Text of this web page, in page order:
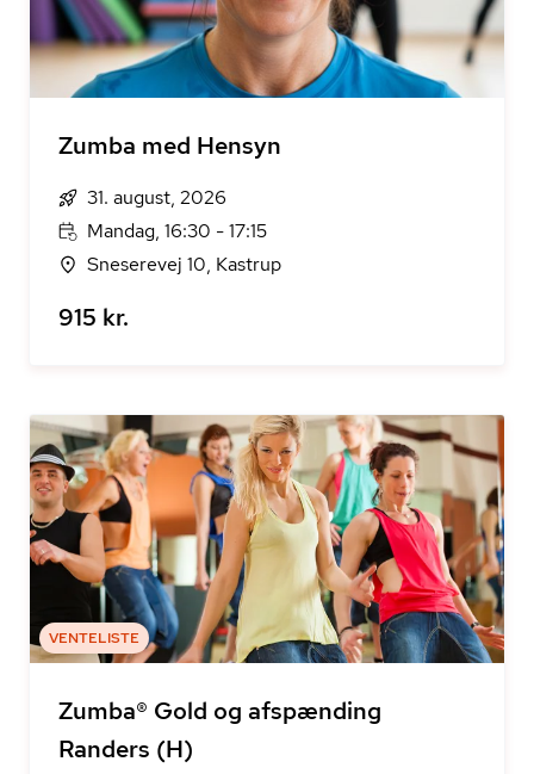
Zumba med Hensyn
31. august, 2026
Mandag, 16:30 - 17:15
Sneserevej 10, Kastrup
915 kr.
VENTELISTE
Zumba® Gold og afspænding
Randers (H)